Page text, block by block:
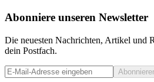
Abonniere unseren Newsletter
Die neuesten Nachrichten, Artikel und
dein Postfach.